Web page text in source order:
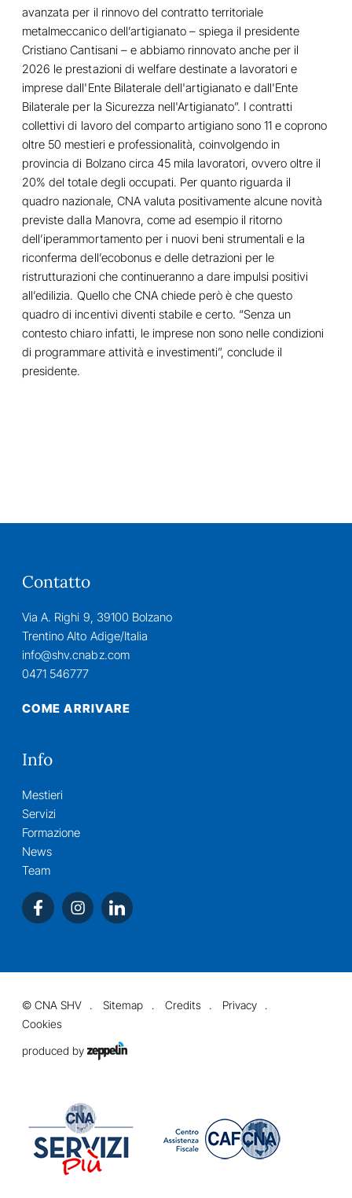
avanzata per il rinnovo del contratto territoriale
metalmeccanico dell’artigianato – spiega il presidente
Cristiano Cantisani – e abbiamo rinnovato anche per il
2026 le prestazioni di welfare destinate a lavoratori e
imprese dall'Ente Bilaterale dell'artigianato e dall'Ente
Bilaterale per la Sicurezza nell'Artigianato”. I contratti
collettivi di lavoro del comparto artigiano sono 11 e coprono
oltre 50 mestieri e professionalità, coinvolgendo in
provincia di Bolzano circa 45 mila lavoratori, ovvero oltre il
20% del totale degli occupati. Per quanto riguarda il
quadro nazionale, CNA valuta positivamente alcune novità
previste dalla Manovra, come ad esempio il ritorno
dell’iperammortamento per i nuovi beni strumentali e la
riconferma dell’ecobonus e delle detrazioni per le
ristrutturazioni che continueranno a dare impulsi positivi
all’edilizia. Quello che CNA chiede però è che questo
quadro di incentivi diventi stabile e certo. “Senza un
contesto chiaro infatti, le imprese non sono nelle condizioni
di programmare attività e investimenti”, conclude il
presidente.
Contatto
Via A. Righi 9, 39100 Bolzano
Trentino Alto Adige/Italia
info@shv.cnabz.com
0471 546777
COME ARRIVARE
Info
Mestieri
Servizi
Formazione
News
Team
©CNA SHV Sitemap Credits
Privacy
Cookies
produced by